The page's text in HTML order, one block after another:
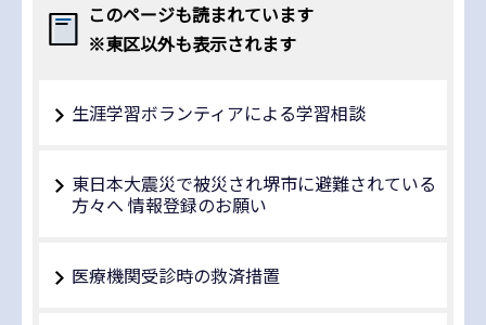
このページも読まれています
※東区以外も表示されます
生涯学習ボランティアによる学習相談
東日本大震災で被災され堺市に避難されている
方々へ 情報登録のお願い
医療機関受診時の救済措置